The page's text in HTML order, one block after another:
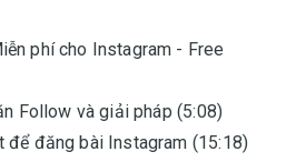
phí cho Instagram - Free
Follow và giải pháp (5:08)
để đăng bài Instagram (15:18)